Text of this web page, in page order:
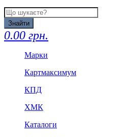
Знайти
0.00 грн.
Марки
Картмаксимум
КПД
ХМК
Каталоги